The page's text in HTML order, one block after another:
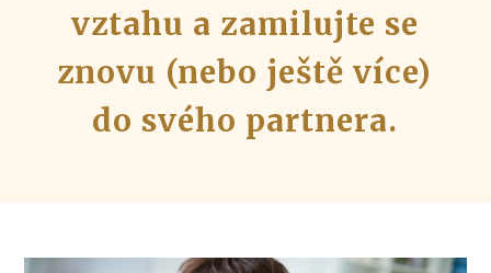
vztahu a zamilujte se
znovu (nebo ještě více)
do svého partnera.